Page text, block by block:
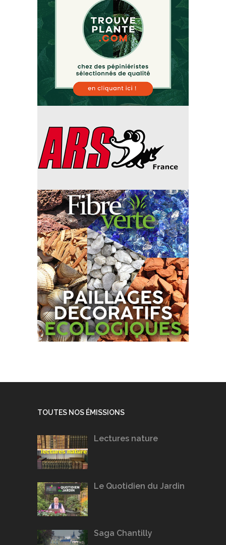
TOUTES NOS ÉMISSIONS
Lectures nature
Le Quotidien du Jardin
Saga Chantilly